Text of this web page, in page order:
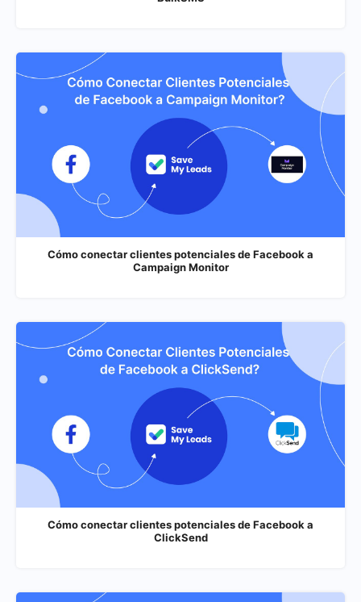
Cómo conectar clientes potenciales de Facebook a
Campaign Monitor
Cómo conectar clientes potenciales de Facebook a
ClickSend